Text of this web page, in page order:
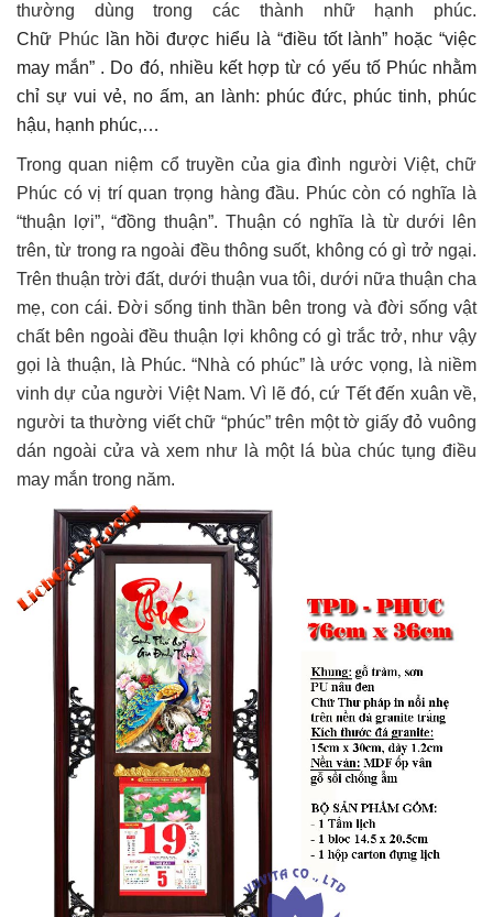
thường dùng trong các thành nhữ hạnh phúc.
Chữ Phúclần hồi được hiểu là “điều tốt lành” hoặc “việc
may mắn” . Do đó, nhiều kết hợp từ có yếu tố Phúcnhằm
chỉ sự vui vẻ, no ấm, an lành: phúc đức, phúc tinh, phúc
hậu, hạnh phúc,…
Trong quan niệm cổ truyền của gia đình người Việt, chữ
Phúc có vị trí quan trọng hàng đầu. Phúc còn có nghĩa là
“thuận lợi”, “đồng thuận”. Thuận có nghĩa là từ dưới lên
trên, từ trong ra ngoài đều thông suốt, không có gì trở ngại.
Trên thuận trời đất, dưới thuận vua tôi, dưới nữa thuận cha
mẹ, con cái. Đời sống tinh thần bên trong và đời sống vật
chất bên ngoài đều thuận lợi không có gì trắc trở, như vậy
gọi là thuận, là Phúc. “Nhà có phúc” là ước vọng, là niềm
vinh dự của người Việt Nam. Vì lẽ đó, cứ Tết đến xuân về,
người ta thường viết chữ “phúc” trên một tờ giấy đỏ vuông
dán ngoài cửa và xem như là một lá bùa chúc tụng điều
may mắn trong năm.